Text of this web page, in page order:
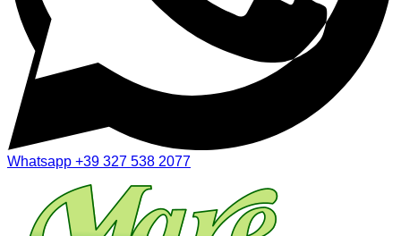
Whatsapp +39 327 538 2077